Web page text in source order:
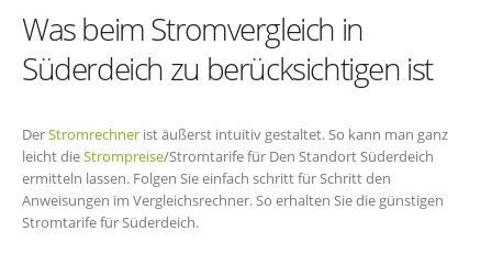
Was beim Stromvergleich in
Süderdeich zu berücksichtigen ist
DerStromrechner ist äußerst intuitiv gestaltet. So kann man ganz
leicht dieStrompreise/Stromtarife für Den Standort Süderdeich
ermitteln lassen. Folgen Sie einfach schritt für Schritt den
Anweisungen im Vergleichsrechner. So erhalten Sie die günstigen
Stromtarife für Süderdeich.